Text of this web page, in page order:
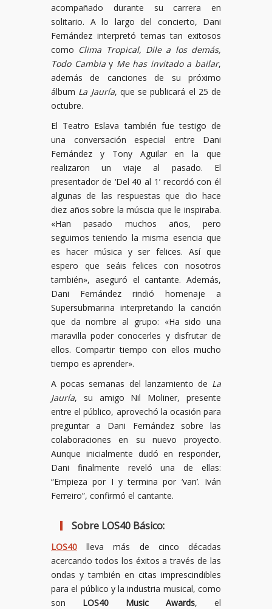
acompañado durante su carrera en
solitario. A lo largo del concierto, Dani
Fernández interpretó temas tan exitosos
como Clima Tropical, Dile a los demás,
Todo Cambiay Me has invitado a bailar,
además de canciones de su próximo
álbum La Jauría, que se publicará el 25 de
octubre.
El Teatro Eslava también fue testigo de
una conversación especial entre Dani
Fernández y Tony Aguilar en la que
realizaron un viaje al pasado. El
presentador de ‘Del 40 al 1’ recordó con él
algunas de las respuestas que dio hace
diez años sobre la múscia que le inspiraba.
«Han pasado muchos años, pero
seguimos teniendo la misma esencia que
es hacer música y ser felices. Así que
espero que seáis felices con nosotros
también», aseguró el cantante. Además,
Dani Fernández rindió homenaje a
Supersubmarina interpretando la canción
que da nombre al grupo: «Ha sido una
maravilla poder conocerles y disfrutar de
ellos. Compartir tiempo con ellos mucho
tiempo es aprender».
A pocas semanas del lanzamiento de La
Jauría, su amigo Nil Moliner, presente
entre el público, aprovechó la ocasión para
preguntar a Dani Fernández sobre las
colaboraciones en su nuevo proyecto.
Aunque inicialmente dudó en responder,
Dani finalmente reveló una de ellas:
“Empieza por I y termina por ‘van’. Iván
Ferreiro”, confirmó el cantante.
Sobre LOS40 Básico:
LOS40 lleva más de cinco décadas
acercando todos los éxitos a través de las
ondas y también en citas imprescindibles
para el público y la industria musical, como
son LOS40 Music Awards, el